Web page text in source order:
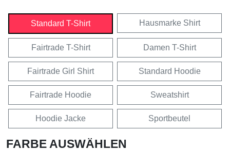
Standard T-Shirt Hausmarke Shirt
Fairtrade T-Shirt Damen T-Shirt
Fairtrade Girl Shirt Standard Hoodie
Fairtrade Hoodie Sweatshirt
Hoodie Jacke Sportbeutel
FARBE AUSWÄHLEN